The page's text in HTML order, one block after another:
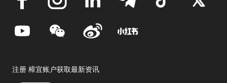
注册 樟宜账户获取最新资讯